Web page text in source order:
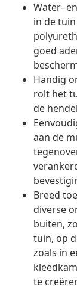
Water-
in de
goed
Handig
rolt het
de
aan de
Breed
diverse
buiten,
tuin, op
zoals in
te